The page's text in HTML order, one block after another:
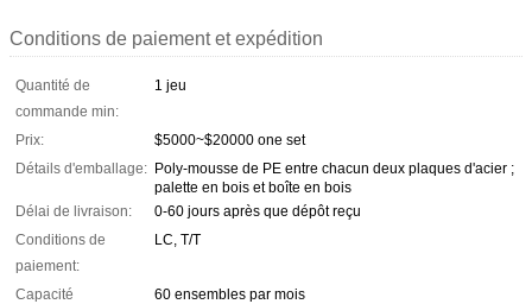
Conditions de paiement et expédition
Quantité de
commande min:
1 jeu
Prix:
$5000~$20000 one set
Détails d'emballage: Poly-mousse de PE entre chacun deux plaques d'acier ;
palette en bois et boîte en bois
Délai de livraison:
0-60 jours après que dépôt reçu
Conditions de
paiement:
LC, T/T
Capacité
60 ensembles par mois